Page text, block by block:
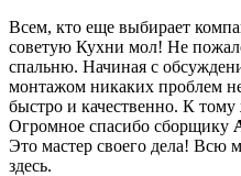
Всем, кто еще выбирает
советую Кухни мол! Не
спальню. Начиная с
монтажом никаких проблем
быстро и качественно. К
Огромное спасибо сборщику
Это мастер своего дела! Всю
здесь.